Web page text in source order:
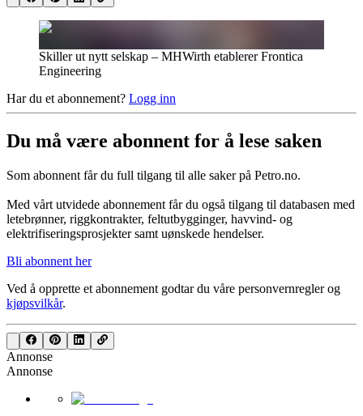
Skiller ut nytt selskap – MHWirth etablerer Frontica
Engineering
Har du et abonnement? Logg inn
Du må være abonnent for å lese saken
Som abonnent får du full tilgang til alle saker på Petro.no.
Med vårt utvidede abonnement får du også tilgang til databasen med
letebrønner, riggkontrakter, feltutbygginger, havvind- og
elektrifiseringsprosjekter samt uønskede hendelser.
Bli abonnent her
Ved å opprette et abonnement godtar du våre personvernreglerog
kjøpsvilkår.
Annonse
Annonse